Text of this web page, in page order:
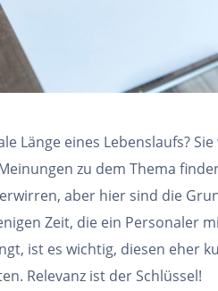
Länge eines Lebenslaufs?
zu dem Thema
aber hier sind die
Zeit, die ein Personaler
ist es wichtig, diesen eher
Relevanz ist der Schlüssel!